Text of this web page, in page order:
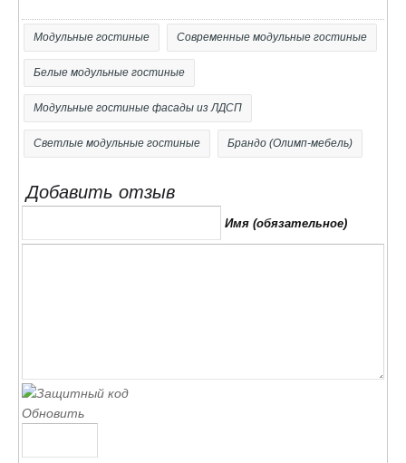
вместе с подробной инструкцией для сборки и
фурнитурой.
Модульные гостиные Современные модульные гостиные
Белые модульные гостиные
Модульные гостиные фасады из ЛДСП
Светлые модульные гостиные Брандо (Олимп-мебель)
Добавить отзыв
Имя (обязательное)
Обновить